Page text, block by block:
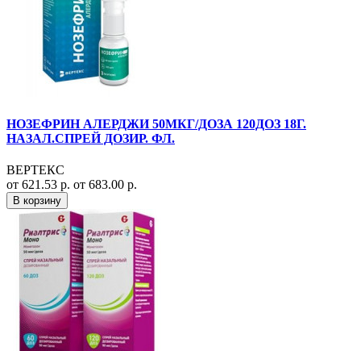
НОЗЕФРИН АЛЕРДЖИ 50МКГ/ДОЗА 120ДОЗ 18Г.
НАЗАЛ.СПРЕЙ ДОЗИР. ФЛ.
ВЕРТЕКС
от 621.53 р. от 683.00 р.
В корзину